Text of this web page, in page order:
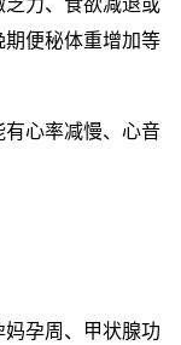
便秘体重增加等
心率减慢、心音
孕周、甲状腺功